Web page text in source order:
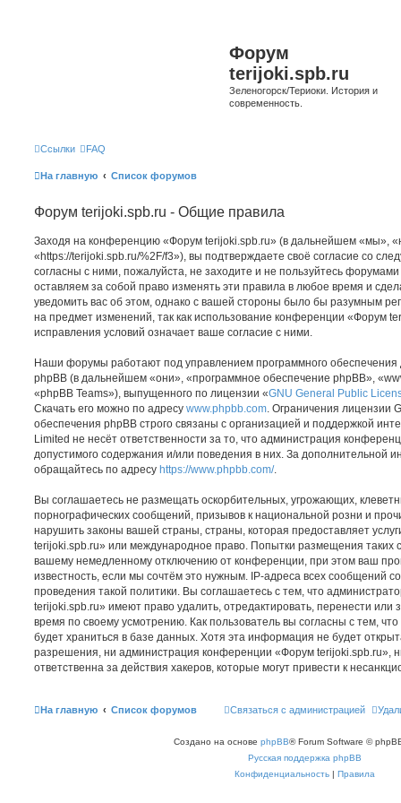
Форум
terijoki.spb.ru
Зеленогорск/Териоки. История и
современность.
Ссылки FAQ
На главную Список форумов
Форум terijoki.spb.ru - Общие правила
Заходя на конференцию «Форум terijoki.spb.ru» (в дальнейшем «мы»,
«https://terijoki.spb.ru/%2F/f3»), вы подтверждаете своё согласие со
согласны с ними, пожалуйста, не заходите и не пользуйтесь
оставляем за собой право изменять эти правила в любое время и
уведомить вас об этом, однако с вашей стороны было бы разумным
на предмет изменений, так как использование конференции «Форум
исправления условий означает ваше согласие с ними.
Наши форумы работают под управлением программного
phpBB (в дальнейшем «они», «программное обеспечение phpBB»,
«phpBB Teams»), выпущенного по лицензии «GNU General Public
Скачать его можно по адресу www.phpbb.com . Ограничения лицензии
обеспечения phpBB строго связаны с организацией и поддержкой
Limited не несёт ответственности за то, что администрация
допустимого содержания и/или поведения в них. За дополнительной
обращайтесь по адресу https://www.phpbb.com/.
Вы соглашаетесь не размещать оскорбительных, угрожающих,
порнографических сообщений, призывов к национальной розни и
нарушить законы вашей страны, страны, которая предоставляет
terijoki.spb.ru» или международное право. Попытки размещения таких
вашему немедленному отключению от конференции, при этом ваш
известность, если мы сочтём это нужным. IP-адреса всех сообщений
проведения такой политики. Вы соглашаетесь с тем, что
terijoki.spb.ru» имеют право удалить, отредактировать, перенести
время по своему усмотрению. Как пользователь вы согласны с тем,
будет храниться в базе данных. Хотя эта информация не будет
разрешения, ни администрация конференции «Форум terijoki.spb.ru»,
ответственна за действия хакеров, которые могут привести к
На главную Список форумов Связаться с администрацией
Создано на основе phpBB® Forum Software ©
Русская поддержка phpBB
Конфиденциальность | Правила